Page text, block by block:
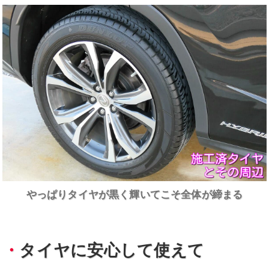
やっぱりタイヤが黒く輝いてこそ全体が締まる
・ タイヤに安心して使えて